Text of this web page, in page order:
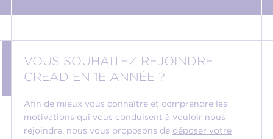
VOUS SOUHAITEZ REJOINDRE
CREAD EN 1E ANNÉE ?
Afin de mieux vous connaître et comprendre les
motivations qui vous conduisent à vouloir nous
rejoindre, nous vous proposons de déposer votre